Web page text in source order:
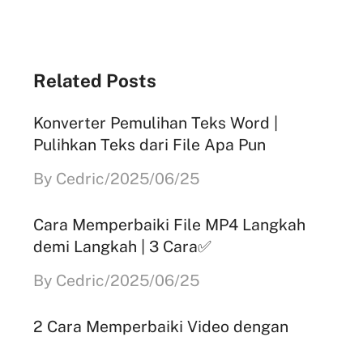
Related Posts
Konverter Pemulihan Teks Word |
Pulihkan Teks dari File Apa Pun
By Cedric/2025/06/25
Cara Memperbaiki File MP4 Langkah
demi Langkah | 3 Cara✅
By Cedric/2025/06/25
2 Cara Memperbaiki Video dengan